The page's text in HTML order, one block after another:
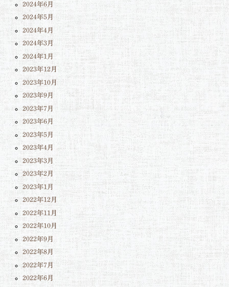
2024年6月
2024年5月
2024年4月
2024年3月
2024年1月
2023年12月
2023年10月
2023年9月
2023年7月
2023年6月
2023年5月
2023年4月
2023年3月
2023年2月
2023年1月
2022年12月
2022年11月
2022年10月
2022年9月
2022年8月
2022年7月
2022年6月